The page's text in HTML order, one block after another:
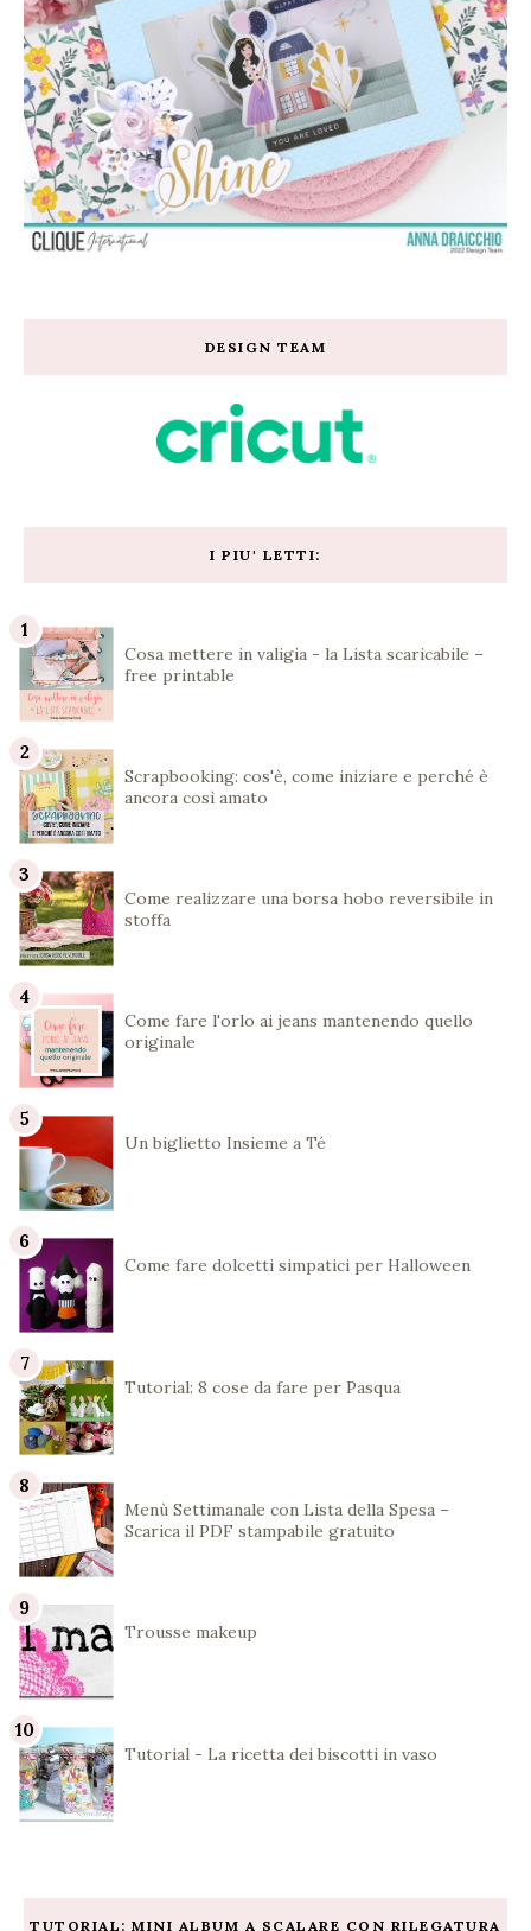
DESIGN TEAM
I PIU' LETTI:
Cosa mettere in valigia - la Lista scaricabile –
free printable
Scrapbooking: cos'è, come iniziare e perché è
ancora così amato
Come realizzare una borsa hobo reversibile in
stoffa
Come fare l'orlo ai jeans mantenendo quello
originale
Un biglietto Insieme a Té
Come fare dolcetti simpatici per Halloween
Tutorial: 8 cose da fare per Pasqua
Menù Settimanale con Lista della Spesa –
Scarica il PDF stampabile gratuito
Trousse makeup
Tutorial - La ricetta dei biscotti in vaso
TUTORIAL: MINI ALBUM A SCALARE CON RILEGATURA